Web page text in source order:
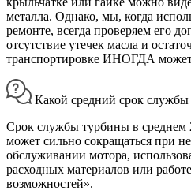
металла. Однако, мы, когда
ремонте, всегда проверяем его
отсутствие утечек масла и
транспортировке ИНОГДА
Какой средний срок
Срок службы турбины в среднем
может сильно сокращаться при
обслуживании мотора,
расходных материалов или
возможностей».